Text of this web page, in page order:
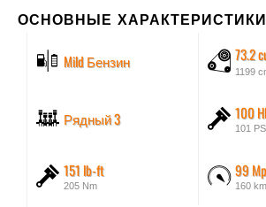
ОСНОВНЫЕ ХАРАКТЕРИСТИКИ
Mild Бензин 73.2
1199
Рядный 3 100
101
151 lb-ft
205 Nm
99
160